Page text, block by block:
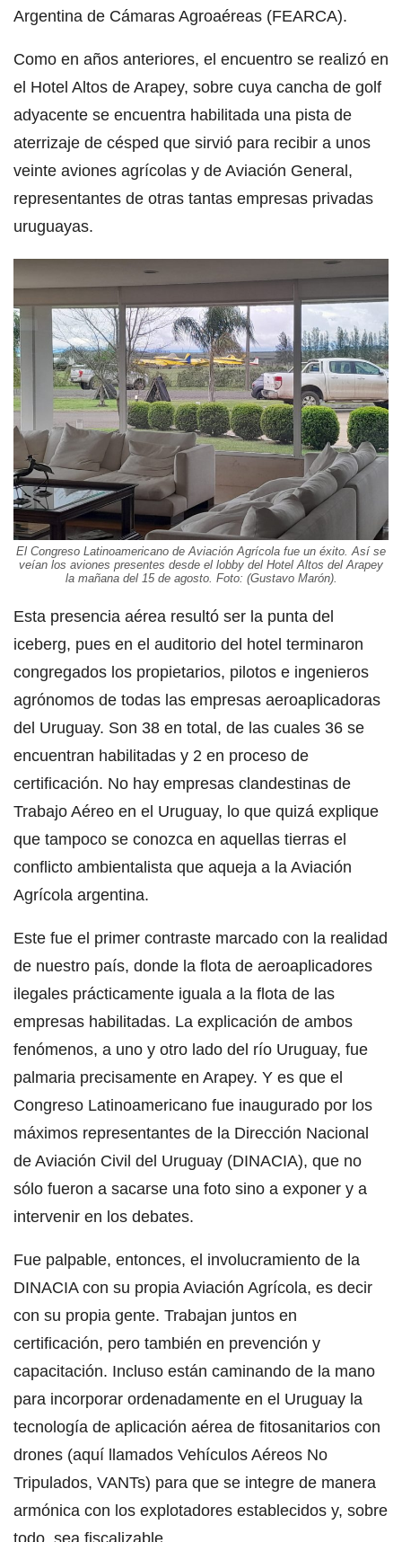
Argentina de Cámaras Agroaéreas (FEARCA).
Como en años anteriores, el encuentro se realizó en
el Hotel Altos de Arapey, sobre cuya cancha de golf
adyacente se encuentra habilitada una pista de
aterrizaje de césped que sirvió para recibir a unos
veinte aviones agrícolas y de Aviación General,
representantes de otras tantas empresas privadas
uruguayas.
El Congreso Latinoamericano de Aviación Agrícola fue un éxito. Así se
veían los aviones presentes desde el lobby del Hotel Altos del Arapey
la mañana del 15 de agosto. Foto: (Gustavo Marón).
Esta presencia aérea resultó ser la punta del
iceberg, pues en el auditorio del hotel terminaron
congregados los propietarios, pilotos e ingenieros
agrónomos de todas las empresas aeroaplicadoras
del Uruguay. Son 38 en total, de las cuales 36 se
encuentran habilitadas y 2 en proceso de
certificación. No hay empresas clandestinas de
Trabajo Aéreo en el Uruguay, lo que quizá explique
que tampoco se conozca en aquellas tierras el
conflicto ambientalista que aqueja a la Aviación
Agrícola argentina.
Este fue el primer contraste marcado con la realidad
de nuestro país, donde la flota de aeroaplicadores
ilegales prácticamente iguala a la flota de las
empresas habilitadas. La explicación de ambos
fenómenos, a uno y otro lado del río Uruguay, fue
palmaria precisamente en Arapey. Y es que el
Congreso Latinoamericano fue inaugurado por los
máximos representantes de la Dirección Nacional
de Aviación Civil del Uruguay (DINACIA), que no
sólo fueron a sacarse una foto sino a exponer y a
intervenir en los debates.
Fue palpable, entonces, el involucramiento de la
DINACIA con su propia Aviación Agrícola, es decir
con su propia gente. Trabajan juntos en
certificación, pero también en prevención y
capacitación. Incluso están caminando de la mano
para incorporar ordenadamente en el Uruguay la
tecnología de aplicación aérea de fitosanitarios con
drones (aquí llamados Vehículos Aéreos No
Tripulados, VANTs) para que se integre de manera
armónica con los explotadores establecidos y, sobre